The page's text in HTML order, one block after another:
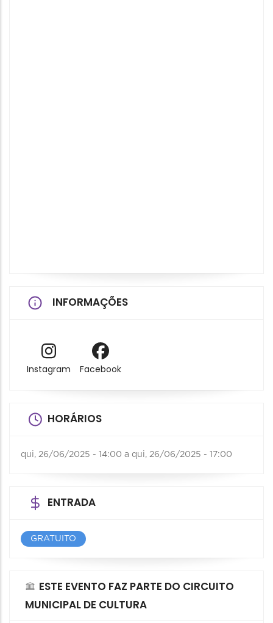
INFORMAÇÕES
Instagram Facebook
HORÁRIOS
qui, 26/06/2025 - 14:00 a qui, 26/06/2025 - 17:00
ENTRADA
GRATUITO
ESTE EVENTO FAZ PARTE DO CIRCUITO
MUNICIPAL DE CULTURA